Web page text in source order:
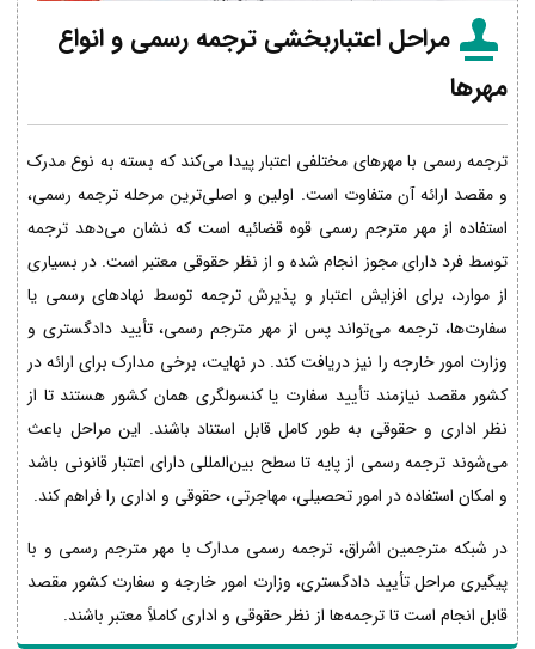
مراحل اعتباربخشی ترجمه رسمی و انواع
مهرها
ترجمه رسمی با مهرهای مختلفی اعتبار پیدا می‌کند که بسته به نوع مدرک
و مقصد ارائه آن متفاوت است. اولین و اصلی‌ترین مرحله ترجمه رسمی،
استفاده از مهر مترجم رسمی قوه قضائیه است که نشان می‌دهد ترجمه
توسط فرد دارای مجوز انجام شده و از نظر حقوقی معتبر است. در بسیاری
از موارد، برای افزایش اعتبار و پذیرش ترجمه توسط نهادهای رسمی یا
سفارت‌ها، ترجمه می‌تواند پس از مهر مترجم رسمی، تأیید دادگستری و
وزارت امور خارجه را نیز دریافت کند. در نهایت، برخی مدارک برای ارائه در
کشور مقصد نیازمند تأیید سفارت یا کنسولگری همان کشور هستند تا از
نظر اداری و حقوقی به طور کامل قابل استناد باشند. این مراحل باعث
می‌شوند ترجمه رسمی از پایه تا سطح بین‌المللی دارای اعتبار قانونی باشد
و امکان استفاده در امور تحصیلی، مهاجرتی، حقوقی و اداری را فراهم کند.
در شبکه مترجمین اشراق، ترجمه رسمی مدارک با مهر مترجم رسمی و با
پیگیری مراحل تأیید دادگستری، وزارت امور خارجه و سفارت کشور مقصد
قابل انجام است تا ترجمه‌ها از نظر حقوقی و اداری کاملاً معتبر باشند.